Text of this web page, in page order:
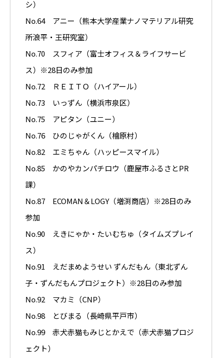
シ）
No.64 アニー（熊本大学産業ナノマテリアル研究
所浪平・王研究室）
No.70 スフィア（富士オフィス＆ライフサービ
ス）※28日のみ参加
No.72 ＲＥＩＴＯ（ハイアール）
No.73 いっずん（横浜市泉区）
No.75 アピタン（ユニー）
No.76 ひのじゃがくん（檜原村）
No.82 エミちゃん（ハッピースマイル）
No.85 かのやカンパチロウ（鹿屋市ふるさとPR
課）
No.87 ECOMAN＆LOGY（増渕商店）※28日のみ
参加
No.90 えきにゃか・たいむちゅ（タイムズプレイ
ス）
No.91 えだまめようせい ずんだもん（東北ずん
子・ずんだもんプロジェクト）※28日のみ参加
No.92 マカミ（CNP）
No.98 とびまる（長崎県平戸市）
No.99 赤犬赤猫もみじとかえで（赤犬赤猫プロジ
ェクト）